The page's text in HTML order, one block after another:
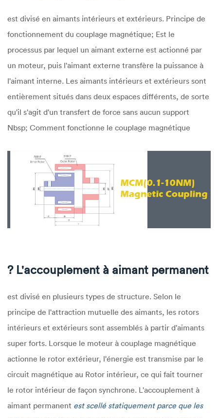
est divisé en aimants intérieurs et extérieurs. Principe de
fonctionnement du couplage magnétique; Est le
processus par lequel un aimant externe est actionné par
un moteur, puis l'aimant externe transfère la puissance à
l'aimant interne. Les aimants intérieurs et extérieurs sont
entièrement situés dans deux espaces différents, de sorte
qu'il s'agit d'un transfert de force sans aucun support
Nbsp; Comment fonctionne le couplage magnétique
? L'accouplement à aimant permanent
est divisé en plusieurs types de structure. Selon le
principe de l'attraction mutuelle des aimants, les rotors
intérieurs et extérieurs sont assemblés à partir d'aimants
super forts. Lorsque le moteur à couplage magnétique
actionne le rotor extérieur, l'énergie est transmise par le
circuit magnétique au Rotor intérieur, ce qui fait tourner
le rotor intérieur de façon synchrone. L'accouplement à
aimant permanent est scellé statiquement parce que les